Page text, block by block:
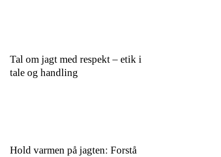
Tal om jagt med respekt – etik i
tale og handling
Hold varmen på jagten: Forstå